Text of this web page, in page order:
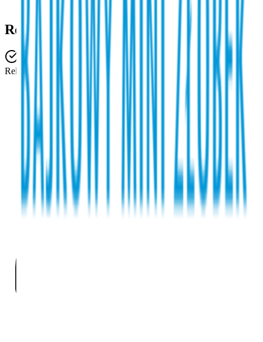
Rekrutacja
Placówka ma wolne miejsca
Rekrutacja jest aktywna przez cały rok.